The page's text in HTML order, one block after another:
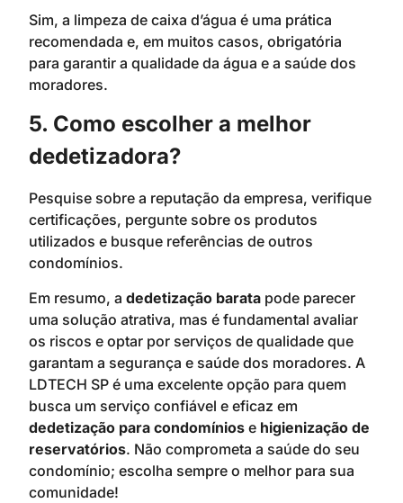
Sim, a limpeza de caixa d’água é uma prática
recomendada e, em muitos casos, obrigatória
para garantir a qualidade da água e a saúde dos
moradores.
5. Como escolher a melhor
dedetizadora?
Pesquise sobre a reputação da empresa, verifique
certificações, pergunte sobre os produtos
utilizados e busque referências de outros
condomínios.
Em resumo, a dedetização barata pode parecer
uma solução atrativa, mas é fundamental avaliar
os riscos e optar por serviços de qualidade que
garantam a segurança e saúde dos moradores. A
LDTECH SP é uma excelente opção para quem
busca um serviço confiável e eficaz em
dedetização para condomínios e higienização de
reservatórios. Não comprometa a saúde do seu
condomínio; escolha sempre o melhor para sua
comunidade!